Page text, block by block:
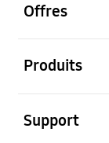
Offres
Produits
Support